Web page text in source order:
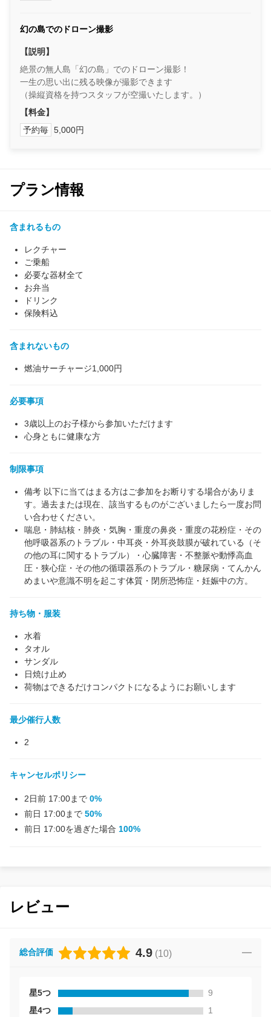
幻の島でのドローン撮影
【説明】
絶景の無人島「幻の島」でのドローン撮影！
一生の思い出に残る映像が撮影できます
（操縦資格を持つスタッフが空撮いたします。）
【料金】
予約毎 5,000円
プラン情報
含まれるもの
レクチャー
ご乗船
必要な器材全て
お弁当
ドリンク
保険料込
含まれないもの
燃油サーチャージ1,000円
必要事項
3歳以上のお子様から参加いただけます
心身ともに健康な方
制限事項
備考 以下に当てはまる方はご参加をお断りする場合がありま
す。過去または現在、該当するものがございましたら一度お問
い合わせください。
喘息・肺結核・肺炎・気胸・重度の鼻炎・重度の花粉症・その
他呼吸器系のトラブル・中耳炎・外耳炎鼓膜が破れている（そ
の他の耳に関するトラブル）・心臓障害・不整脈や動悸高血
圧・狭心症・その他の循環器系のトラブル・糖尿病・てんかん
めまいや意識不明を起こす体質・閉所恐怖症・妊娠中の方。
持ち物・服装
水着
タオル
サンダル
日焼け止め
荷物はできるだけコンパクトになるようにお願いします
最少催行人数
2
キャンセルポリシー
2日前 17:00まで 0%
前日 17:00まで 50%
前日 17:00を過ぎた場合 100%
レビュー
総合評価 4.9 (10)
星5つ
9
星4つ
1